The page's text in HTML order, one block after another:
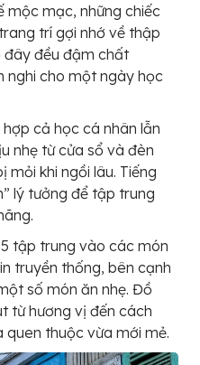
mộc mạc, những chiếc
trí gợi nhớ về thập
đây đều đậm chất
nghi cho một ngày học
cả học cá nhân lẫn
nhẹ từ cửa sổ và đèn
khi ngồi lâu. Tiếng
lý tưởng để tập trung
tập trung vào các món
truyền thống, bên cạnh
số món ăn nhẹ. Đồ
từ hương vị đến cách
thuộc vừa mới mẻ.